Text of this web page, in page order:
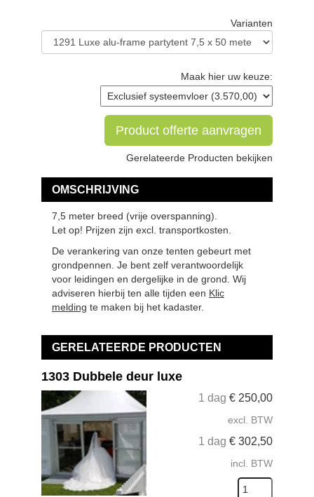
Varianten
Maak hier uw keuze:
Product offerte aanvragen
Gerelateerde Producten bekijken
OMSCHRIJVING
7,5 meter breed (vrije overspanning).
Let op! Prijzen zijn excl. transportkosten.
De verankering van onze tenten gebeurt met
grondpennen. Je bent zelf verantwoordelijk
voor leidingen en dergelijke in de grond. Wij
adviseren hierbij ten alle tijden een Klic
melding te maken bij het kadaster.
GERELATEERDE PRODUCTEN
1303 Dubbele deur luxe
1 dag € 250,00
excl. BTW
1 dag € 302,50
incl. BTW